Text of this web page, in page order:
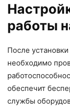
работы
После
необходимо
обеспечит
службы